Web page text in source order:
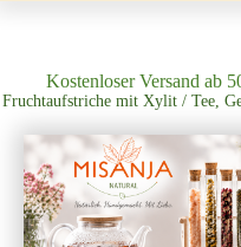
Kostenloser Versand ab
Fruchtaufstriche mit Xylit / Tee,